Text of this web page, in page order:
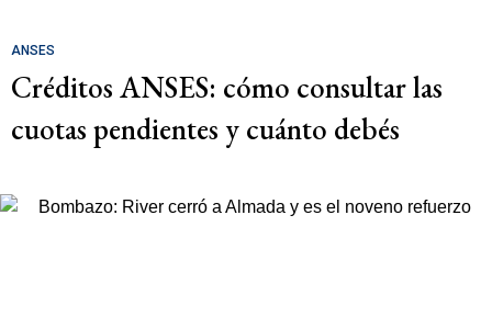
ANSES
Créditos ANSES: cómo consultar las
cuotas pendientes y cuánto debés